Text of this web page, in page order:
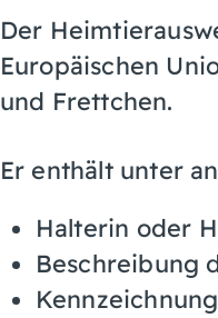
Der
Europäischen
und Frettchen.
Er enthält unter
Halterin oder
Beschreibung